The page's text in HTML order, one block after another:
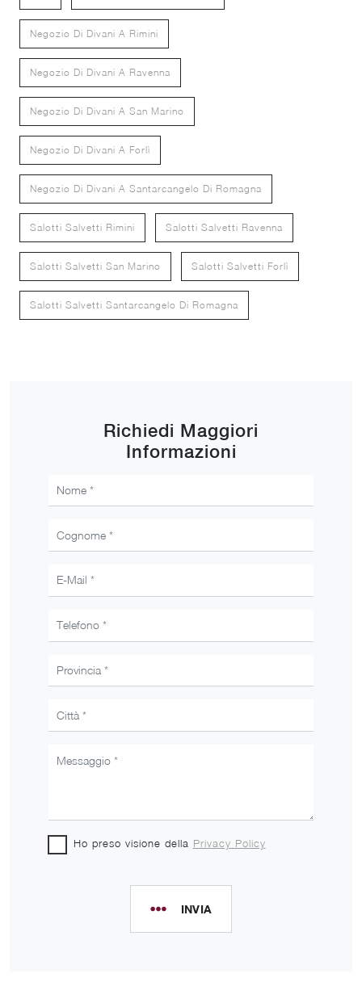
Negozio Di Divani A Rimini
Negozio Di Divani A Ravenna
Negozio Di Divani A San Marino
Negozio Di Divani A Forlì
Negozio Di Divani A Santarcangelo Di Romagna
Salotti Salvetti Rimini Salotti Salvetti Ravenna
Salotti Salvetti San Marino Salotti Salvetti Forlì
Salotti Salvetti Santarcangelo Di Romagna
Richiedi Maggiori
Informazioni
Ho preso visione della Privacy Policy
INVIA